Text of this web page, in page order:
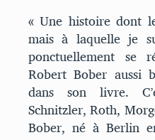
« Une histoire dont
mais à laquelle je
ponctuellement
Robert Bober aussi
dans son livre.
Schnitzler, Roth,
Bober, né à Berlin